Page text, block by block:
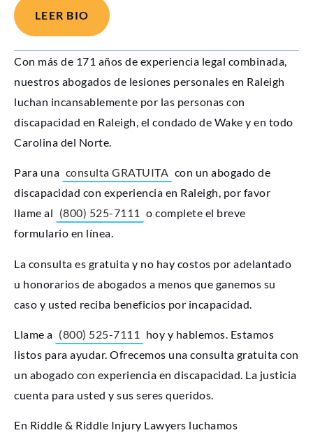
LEER BIO
Con más de 171 años de experiencia legal combinada,
nuestros abogados de lesiones personales en Raleigh
luchan incansablemente por las personas con
discapacidad en Raleigh, el condado de Wake y en todo
Carolina del Norte.
Para una consulta GRATUITA con un abogado de
discapacidad con experiencia en Raleigh, por favor
llame al (800) 525-7111 o complete el breve
formulario en línea.
La consulta es gratuita y no hay costos por adelantado
u honorarios de abogados a menos que ganemos su
caso y usted reciba beneficios por incapacidad.
Llame a (800) 525-7111
hoy y hablemos. Estamos
listos para ayudar. Ofrecemos una consulta gratuita con
un abogado con experiencia en discapacidad. La justicia
cuenta para usted y sus seres queridos.
En Riddle & Riddle Injury Lawyers luchamos